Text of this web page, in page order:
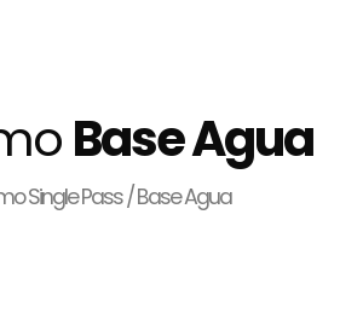
Base Agua
Single Pass / Base Agua